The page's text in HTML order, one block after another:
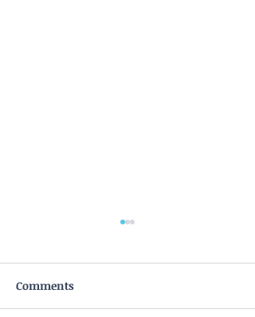
Comments